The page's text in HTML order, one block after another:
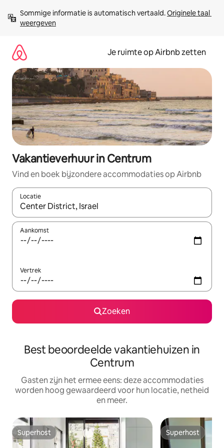
direct
naar
Sommige informatie is automatisch vertaald. Originele taal
weergeven
Je ruimte op Airbnb zetten
Vakantieverhuur in Centrum
Vind en boek bijzondere accommodaties op Airbnb
Locatie
Wanneer er suggesties beschikbaar zijn, maak je een keuze
Aankomst
Vertrek
Zoeken
Best beoordeelde vakantiehuizen in
Centrum
Gasten zijn het ermee eens: deze accommodaties
worden hoog gewaardeerd voor hun locatie, netheid
en meer.
Superhost
Superhost Superhost
Superhost